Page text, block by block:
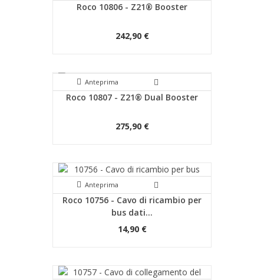
Roco 10806 - Z21® Booster
242,90 €
Anteprima
Roco 10807 - Z21® Dual Booster
275,90 €
Anteprima
Roco 10756 - Cavo di ricambio per
bus dati...
14,90 €